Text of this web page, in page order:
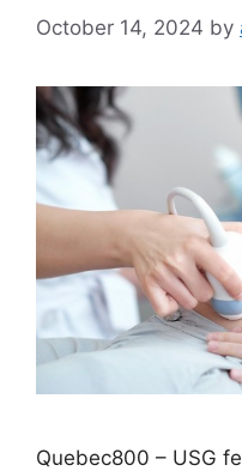
October 14, 2024 by
Quebec800 – USG